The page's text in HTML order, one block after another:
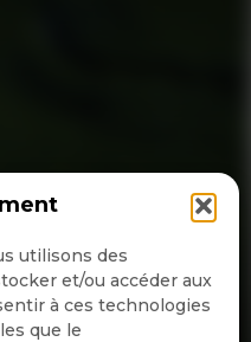
utilisons des
et/ou accéder aux
à ces technologies
que le